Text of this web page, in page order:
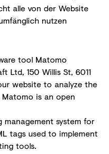
alle von der Website
nutzen
tool Matomo
Ltd, 150 Willis St, 6011
website to analyze the
is an open
management system for
tags used to implement
tools.